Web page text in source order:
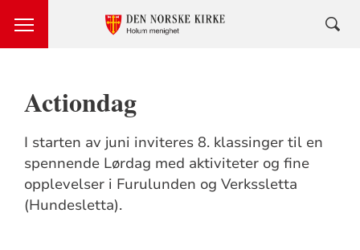
Actiondag
I starten av juni inviteres 8. klassinger til en
spennende Lørdag med aktiviteter og fine
opplevelser i Furulunden og Verkssletta
(Hundesletta).